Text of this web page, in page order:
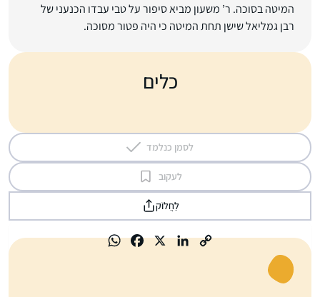
המיטה בסוכה. ר’ משעון מביא סיפור על טבי עבדו הכנעני של
רבן גמליאל שישן תחת המיטה כי היה פטור מסוכה.
כלים
לסמן כנלמד
לעקוב
לַחֲלוֹק